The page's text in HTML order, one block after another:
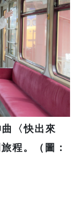
〈快出來
程。（圖：